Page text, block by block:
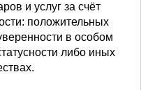
и услуг за счёт
положительных
в особом
либо иных